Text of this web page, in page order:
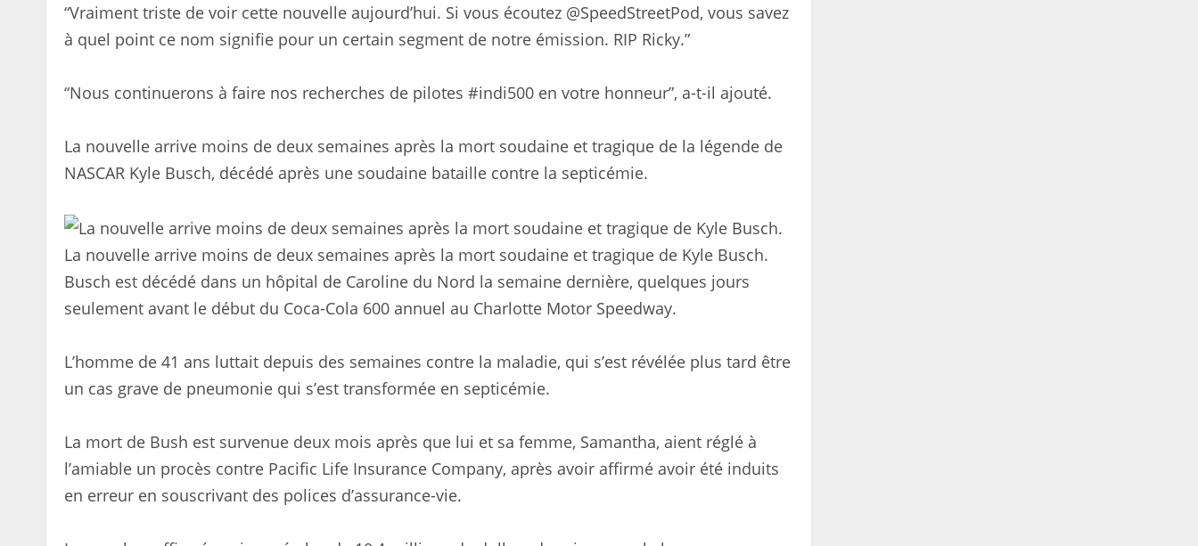
“Vraiment triste de voir cette nouvelle aujourd’hui. Si vous écoutez @SpeedStreetPod, vous savez
à quel point ce nom signifie pour un certain segment de notre émission. RIP Ricky.”
“Nous continuerons à faire nos recherches de pilotes #indi500 en votre honneur”, a-t-il ajouté.
La nouvelle arrive moins de deux semaines après la mort soudaine et tragique de la légende de
NASCAR Kyle Busch, décédé après une soudaine bataille contre la septicémie.
La nouvelle arrive moins de deux semaines après la mort soudaine et tragique de Kyle Busch.
Busch est décédé dans un hôpital de Caroline du Nord la semaine dernière, quelques jours
seulement avant le début du Coca-Cola 600 annuel au Charlotte Motor Speedway.
L’homme de 41 ans luttait depuis des semaines contre la maladie, qui s’est révélée plus tard être
un cas grave de pneumonie qui s’est transformée en septicémie.
La mort de Bush est survenue deux mois après que lui et sa femme, Samantha, aient réglé à
l’amiable un procès contre Pacific Life Insurance Company, après avoir affirmé avoir été induits
en erreur en souscrivant des polices d’assurance-vie.